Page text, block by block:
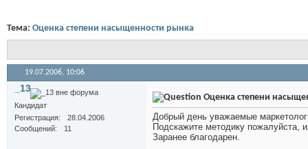
Тема: Оценка степени насыщенности рынка
19.07.2006, 10:06
_13
Кандидат
Регистрация
28.04.2006
Сообщений
11
Оценка степени
Добрый день уважаемые
Подскажите методику пожалуйста,
Заранее благодарен.